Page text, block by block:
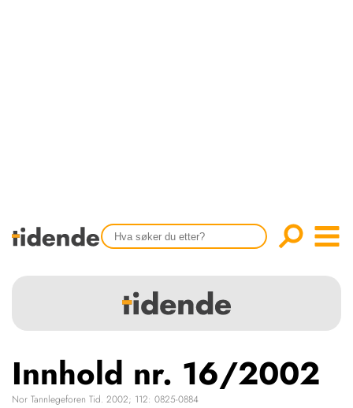
Tidligere utgaver
NETTBUTIKK
HENVISNINGER
KONTAKT
Innhold nr. 16/2002
Nor Tannlegeforen Tid. 2002; 112: 0825-0884